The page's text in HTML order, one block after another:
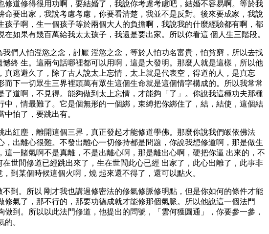
道修得很用功啊，要結婚了，我說你考慮考慮吧，結婚不容易啊。等於我
要出家，我說考慮考慮，你要看清楚，我並不是反對。後來要成家，我說
子啊，生一個孩子等於兩個大人的負擔啊，我說我的什麼經驗都有啊，都
如果有幾百萬給我太太孩子，我還是要出家。所以你看這 個人生三階段。
們人怕淫慾之念，討厭 淫慾之念，等於人怕功名富貴，怕貧窮，所以去找
終 生。這兩句話哪裡都可以用啊，這是大發明。那麼人就是這樣，所以他
逃避久了，除了古人說太上忘情，太上就是代表空，得道的人，是真忘
下一切眾生三界裡頭萬有眾生這個生命就是這個情字構成的。所以我常常
道啊，不見得。能夠做到太上忘情，才能夠「了」。你說我這種功夫那種
，情最難了。它是個無形的一個綁，束縛把你綁住了，結，結使，這個結
怕了，要跳出有。
紅塵，離開這個三界，真正發起才能修道學佛。那麼你說我們皈依佛法
出離心很難。不發出離心一切修持都是問題，你說我想修道啊，那是做生
一賭氣啊不是真離，不是出離心啊，那是離出心啊，硬把你逼 出來的，不
世間修道已經跳出來了，生在世間此心已經 出家了，此心出離了，此事非
到某個時候這個火啊，燒 起來還不得了，還可以點火。
到。所以 剛才我也講過修密法的修氣修脈修明點，但是你如何的條件才能
氣了，那不行的，那要功德成就才能修那個氣脈。所以他說這一個法門
到。所以以此法門修道，他提出的問號，「雲何獲圓通」，你要參一參，
。